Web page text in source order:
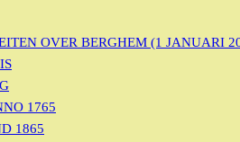
OVER BERGHEM (1 JANUARI
1765
1865